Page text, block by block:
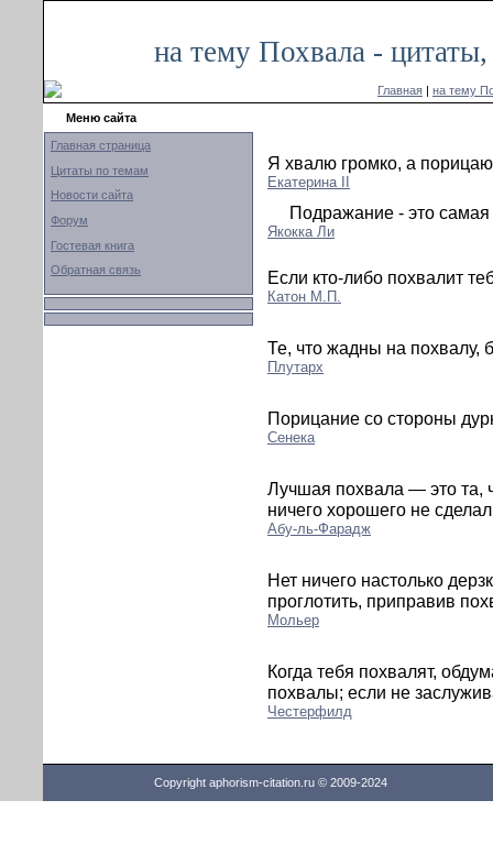
на тему Похвала -
Главная | на тему
Меню сайта
Главная страница
Цитаты по темам
Новости сайта
Форум
Гостевая книга
Обратная связь
Я хвалю громко, а
Екатерина II
Подражание - это
Якокка Ли
Если кто-либо похвалит
Катон М.П.
Те, что жадны на похвалу,
Плутарх
Порицание со стороны
Сенека
Лучшая похвала — это та,
ничего хорошего не
Абу-ль-Фарадж
Нет ничего настолько
проглотить, приправив
Мольер
Когда тебя похвалят,
похвалы; если не
Честерфилд
Copyright aphorism-citation.ru © 2009-2024